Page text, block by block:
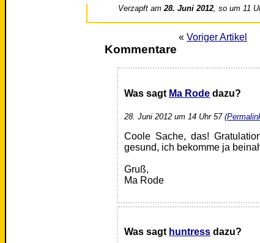
Verzapft am28. Juni 2012, so um 11
« Voriger Artikel
Kommentare
Was sagt Ma Rode dazu?
28. Juni 2012 um 14 Uhr 57 (
Coole Sache, das!
gesund, ich bekomme ja
Gruß,
Ma Rode
Was sagt huntress dazu?